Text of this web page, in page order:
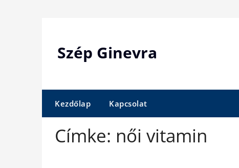
Szép Ginevra
Kezdőlap Kapcsolat
Címke: női vitamin